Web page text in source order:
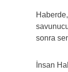
Haberde,
sonra
İnsan